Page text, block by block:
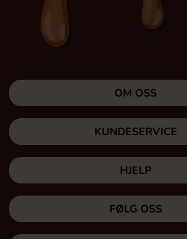
OM OSS
KUNDESERVICE
HJELP
FØLG OSS